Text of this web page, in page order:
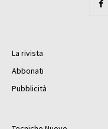
La rivista
Abbonati
Pubblicità